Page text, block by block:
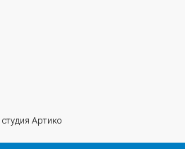
студия Артико